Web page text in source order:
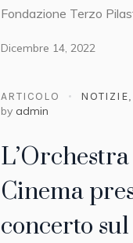
Fondazione Terzo
Dicembre 14, 2022
ARTICOLO NOTIZIE,
by admin
Cinema
concerto